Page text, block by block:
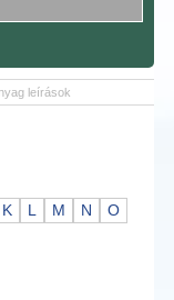
leírások
K L M N
O